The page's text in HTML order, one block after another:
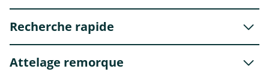
Recherche rapide
Attelage remorque